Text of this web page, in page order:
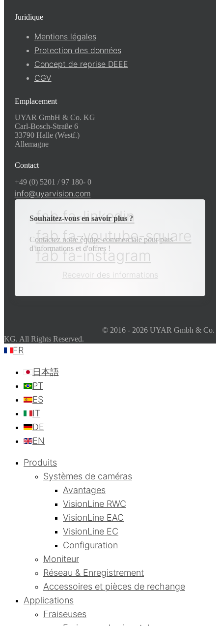
Juridique
Mentions légales
Protection des données
Concept de reprise DEEE
CGV
Emplacement
UYAR GmbH & Co. KG
Carl-Bosch-Straße 6
33790 Halle (Westf.)
Allemagne
Contact
+49 (0) 5201 / 97 180- 0
info@uyarvision.com
fab fa-linkedin
fab fa-youtube-square
fab fa-instagram
Souhaitez-vous en savoir plus ?
Contactez notre équipe commerciale pour plus
d'informations et d'offres !
Recevoir des informations
© 2016 - 2026 UYAR Gmbh & Co.
KG. All Rights Reserved.
FR
日本語
PT
ES
IT
DE
EN
Produits
Systèmes de caméras
Avantages
VisionLine RWC
VisionLine EAC
VisionLine EC
Configuration
Moniteur
Réseau & Enregistrement
Accessoires et pièces de rechange
Applications
Fraiseuses